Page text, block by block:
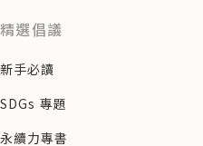
精選倡議
新手必讀
SDGs 專題
永續力專書